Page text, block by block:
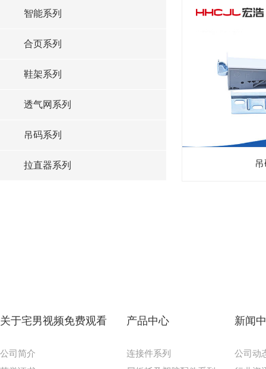
智能系列
合页系列
鞋架系列
透气网系列
吊码系列
拉直器系列
关于宅男视频免费观看
公司简介
产品中心
连接件系列
新闻
公司动